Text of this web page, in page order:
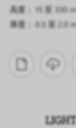
高度： 15 至 330
厚度： 0.5 至 2.0